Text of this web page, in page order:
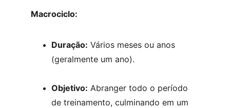
Macrociclo:
Duração: Vários meses ou anos
(geralmente um ano).
Objetivo: Abranger todo o período
de treinamento, culminando em um